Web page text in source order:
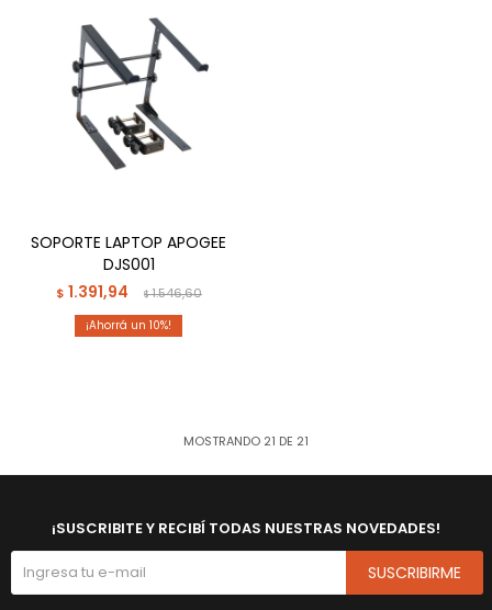
SOPORTE LAPTOP APOGEE
DJS001
$ 1.391,94 $1.546,60
10
MOSTRANDO 21 DE 21
¡SUSCRIBITE Y RECIBÍ TODAS NUESTRAS NOVEDADES!
SUSCRIBIRME